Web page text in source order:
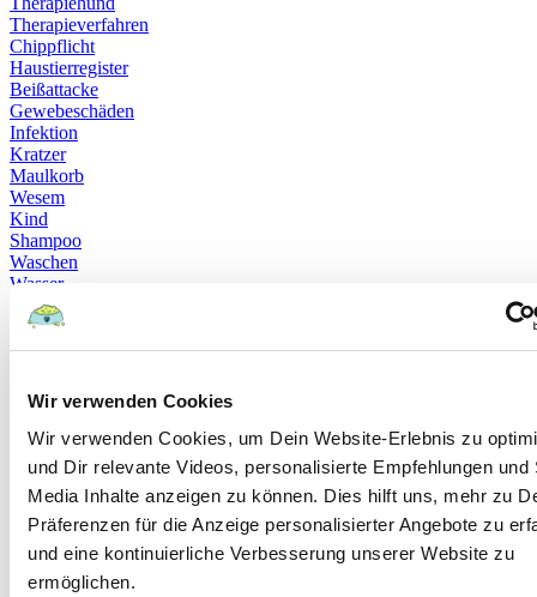
Wir verwenden Cookies
Wir verwenden Cookies, um Dein Website-Erlebnis zu
und Dir relevante Videos, personalisierte Empfehlungen und
Media Inhalte anzeigen zu können. Dies hilft uns, mehr zu
Präferenzen für die Anzeige personalisierter Angebote zu
und eine kontinuierliche Verbesserung unserer Website zu
ermöglichen.
Therapieverfahren
Chippflicht
Haustierregister
Beißattacke
Gewebeschäden
Infektion
Kratzer
Maulkorb
Wesem
Kind
Shampoo
Waschen
Wasser
Giardien
Milben
Würmer
Hautkrankheiten
Hornhautentzündung
Übergewicht
Unterzuckerung
Ellbogendysplasie
Giftpflanzen
Husky
Blausäure
Orangen
Vitamine